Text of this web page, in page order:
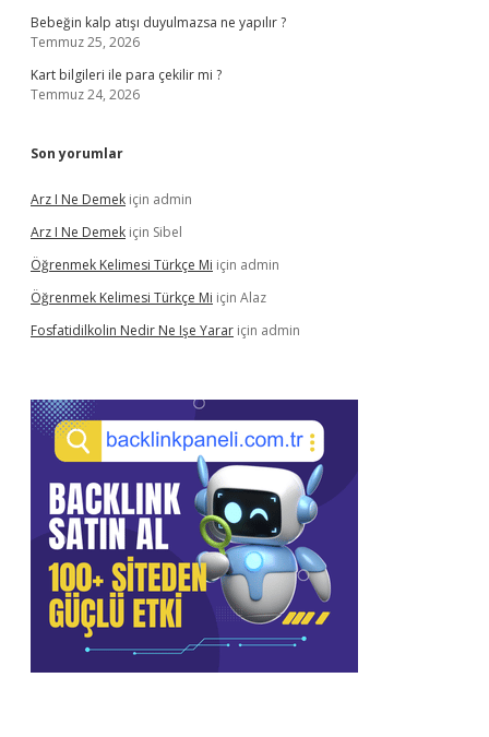
Bebeğin kalp atışı duyulmazsa ne yapılır ?
Temmuz 25, 2026
Kart bilgileri ile para çekilir mi ?
Temmuz 24, 2026
Son yorumlar
Arz I Ne Demek için admin
Arz I Ne Demek için Sibel
Öğrenmek Kelimesi Türkçe Mi için admin
Öğrenmek Kelimesi Türkçe Mi için Alaz
Fosfatidilkolin Nedir Ne Işe Yarar için admin